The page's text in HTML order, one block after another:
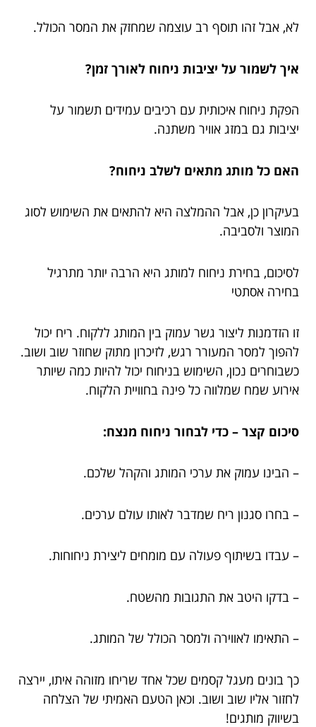
לא, אבל זהו תוסף רב עוצמה שמחזק את המסר הכולל.
איך לשמור על יציבות ניחוח לאורך זמן?
הפקת ניחוח איכותית עם רכיבים עמידים תשמור על
יציבות גם במזג אוויר משתנה.
האם כל מותג מתאים לשלב ניחוח?
בעיקרון כן, אבל ההמלצה היא להתאים את השימוש לסוג
המוצר ולסביבה.
לסיכום, בחירת ניחוח למותג היא הרבה יותר מתרגיל
בחירה אסתטי
זו הזדמנות ליצור גשר עמוק בין המותג ללקוח. ריח יכול
להפוך למסר המעורר רגש, לזיכרון מתוק שחוזר שוב ושוב.
כשבוחרים נכון, השימוש בניחוח יכול להיות כמה שיותר
אירוע שמח שמלווה כל פינה בחוויית הלקוח.
סיכום קצר – כדי לבחור ניחוח מנצח:
– הבינו עמוק את ערכי המותג והקהל שלכם.
– בחרו סגנון ריח שמדבר לאותו עולם ערכים.
– עבדו בשיתוף פעולה עם מומחים ליצירת ניחוחות.
– בדקו היטב את התגובות מהשטח.
– התאימו לאווירה ולמסר הכולל של המותג.
כך בונים מעגל קסמים שכל אחד שריחו מזוהה איתו, יירצה
לחזור אליו שוב ושוב. וכאן הטעם האמיתי של הצלחה
בשיווק מותגים!